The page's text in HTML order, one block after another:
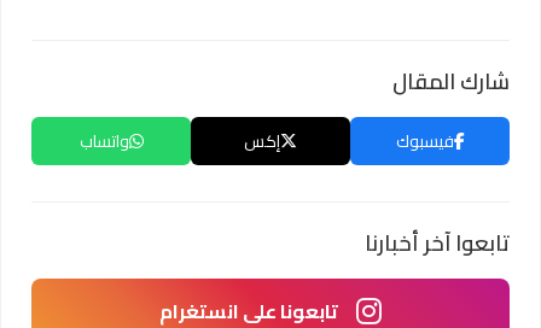
شارك المقال
فيسبوك إكس واتساب
تابعوا آخر أخبارنا
تابعونا على انستغرام